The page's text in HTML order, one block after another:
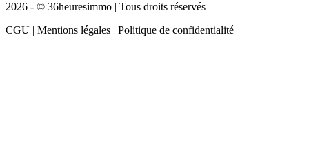
2026 - © 36heuresimmo | Tous droits réservés
CGU | Mentions légales | Politique de confidentialité